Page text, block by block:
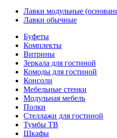
Лавки модульные
Лавки обычные
Буфеты
Комплекты
Витрины
Зеркала для гостиной
Комоды для гостиной
Консоли
Мебельные стенки
Модульная мебель
Полки
Стеллажи для гостиной
Тумбы ТВ
Шкафы